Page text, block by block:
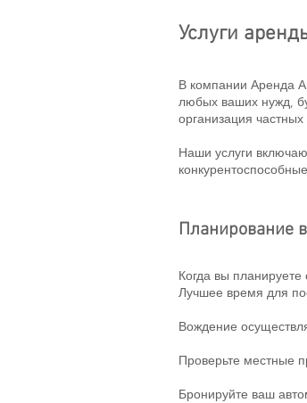
Услуги
В компании Аренда
любых ваших нужд,
организация
Наши услуги
Планирование
Когда вы
Лучшее время для
Вождение
Проверьте местные
Бронируйте ваш